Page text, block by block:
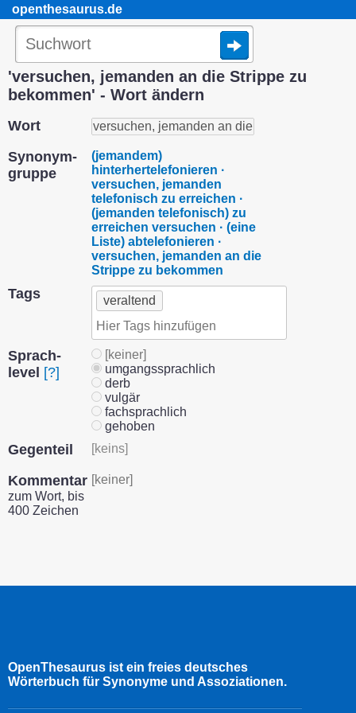
openthesaurus.de
'versuchen, jemanden an die Strippe zu
bekommen' - Wort ändern
Wort
Synonym­
gruppe
(jemandem)
hinterhertelefonieren ·
versuchen, jemanden
telefonisch zu erreichen ·
(jemanden telefonisch) zu
erreichen versuchen · (eine
Liste) abtelefonieren ·
versuchen, jemanden an die
Strippe zu bekommen
Tags veraltend
Sprach­
level [?]
[keiner]
umgangssprachlich
derb
vulgär
fachsprachlich
gehoben
Gegenteil [keins]
Kommentar
zum Wort, bis
400 Zeichen
[keiner]
OpenThesaurus ist ein freies deutsches
Wörterbuch für Synonyme und Assoziationen.